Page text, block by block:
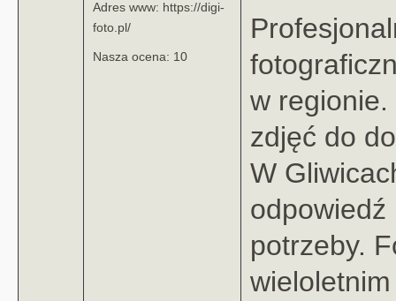
Adres www: https://digi-
foto.pl/
Nasza ocena: 10
w
zdjęć do
W
odpowiedź
potrzeby.
wieloletnim